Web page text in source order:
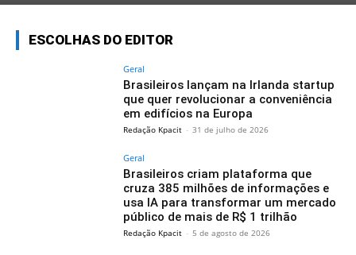
ESCOLHAS DO EDITOR
Geral
Brasileiros lançam na Irlanda startup
que quer revolucionar a conveniência
em edifícios na Europa
Redação Kpacit - 31 de julho de 2026
Geral
Brasileiros criam plataforma que
cruza 385 milhões de informações e
usa IA para transformar um mercado
público de mais de R$ 1 trilhão
Redação Kpacit - 5 de agosto de 2026